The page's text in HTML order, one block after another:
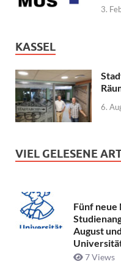
3.
KASSEL
6.
VIEL GELESENE
Fünf neue
August
7 Views